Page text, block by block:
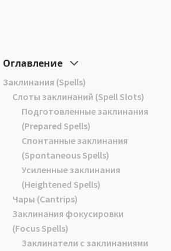
Оглавление
Заклинания (Spells)
Слоты заклинаний (Spell Slots)
Подготовленные заклинания
(Prepared Spells)
Спонтанные заклинания
(Spontaneous Spells)
Усиленные заклинания
(Heightened Spells)
Чары (Cantrips)
Заклинания фокусировки
(Focus Spells)
Заклинатели с заклинаниями